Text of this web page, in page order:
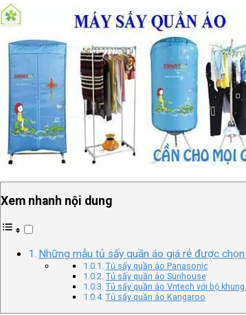
Xem nhanh nội dung
Những mẫu tủ sấy quần áo giá rẻ được chọn
Tủ sấy quần áo Panasonic
Tủ sấy quần áo Sunhouse
Tủ sấy quần áo Vntech với bộ
Tủ sấy quần áo Kangaroo